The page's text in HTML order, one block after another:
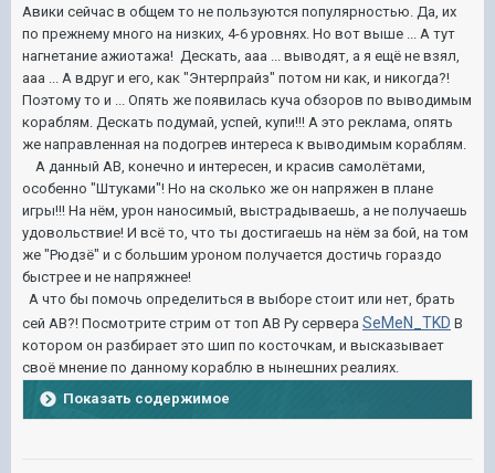
Авики сейчас в общем то не пользуются популярностью. Да, их
по прежнему много на низких, 4-6 уровнях. Но вот выше ... А тут
нагнетание ажиотажа! Дескать, ааа ... выводят, а я ещё не взял,
ааа ... А вдруг и его, как "Энтерпрайз" потом ни как, и никогда?!
Поэтому то и ... Опять же появилась куча обзоров по выводимым
кораблям. Дескать подумай, успей, купи!!! А это реклама, опять
же направленная на подогрев интереса к выводимым кораблям.
А данный АВ, конечно и интересен, и красив самолётами,
особенно "Штуками"! Но на сколько же он напряжен в плане
игры!!! На нём, урон наносимый, выстрадываешь, а не получаешь
удовольствие! И всё то, что ты достигаешь на нём за бой, на том
же "Рюдзё" и с большим уроном получается достичь гораздо
быстрее и не напряжнее!
А что бы помочь определиться в выборе стоит или нет, брать
сей АВ?! Посмотрите стрим от топ АВ Ру сервера SeMeN_TKD В
котором он разбирает это шип по косточкам, и высказывает
своё мнение по данному кораблю в нынешних реалиях.
Показать содержимое